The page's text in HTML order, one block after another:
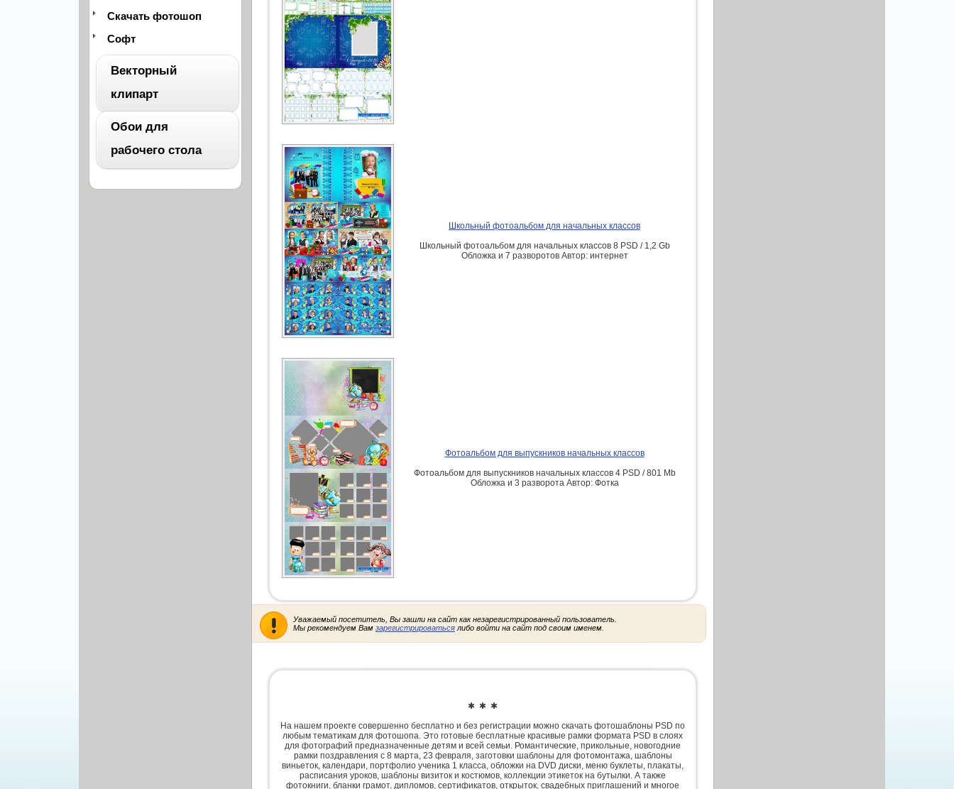
Скачать фотошоп
Софт
Векторный
клипарт
Архитектура
Обои для
рабочего стола
ВСЕ
Школьный фотоальбом для начальных классов
Школьный фотоальбом для начальных классов 8 PSD / 1,2 Gb
Обложка и 7 разворотов Автор: интернет
Фотоальбом для выпускников начальных классов
Фотоальбом для выпускников начальных классов 4 PSD / 801 Mb
Обложка и 3 разворота Автор: Фотка
Уважаемый посетитель, Вы зашли на сайт как незарегистрированный пользователь.
Мы рекомендуем Вам зарегистрироваться либо войти на сайт под своим именем.
✱ ✱ ✱
На нашем проекте совершенно бесплатно и без регистрации можно скачать фотошаблоны PSD по
любым тематикам для фотошопа. Это готовые бесплатные красивые рамки формата PSD в слоях
для фотографий предназначенные детям и всей семьи. Романтические, прикольные, новогодние
рамки поздравления с 8 марта, 23 февраля, заготовки шаблоны для фотомонтажа, шаблоны
виньеток, календари, портфолио ученика 1 класса, обложки на DVD диски, меню буклеты, плакаты,
расписания уроков, шаблоны визиток и костюмов, коллекции этикеток на бутылки. А также
фотокниги, бланки грамот, дипломов, сертификатов, открыток, свадебных приглашений и многое